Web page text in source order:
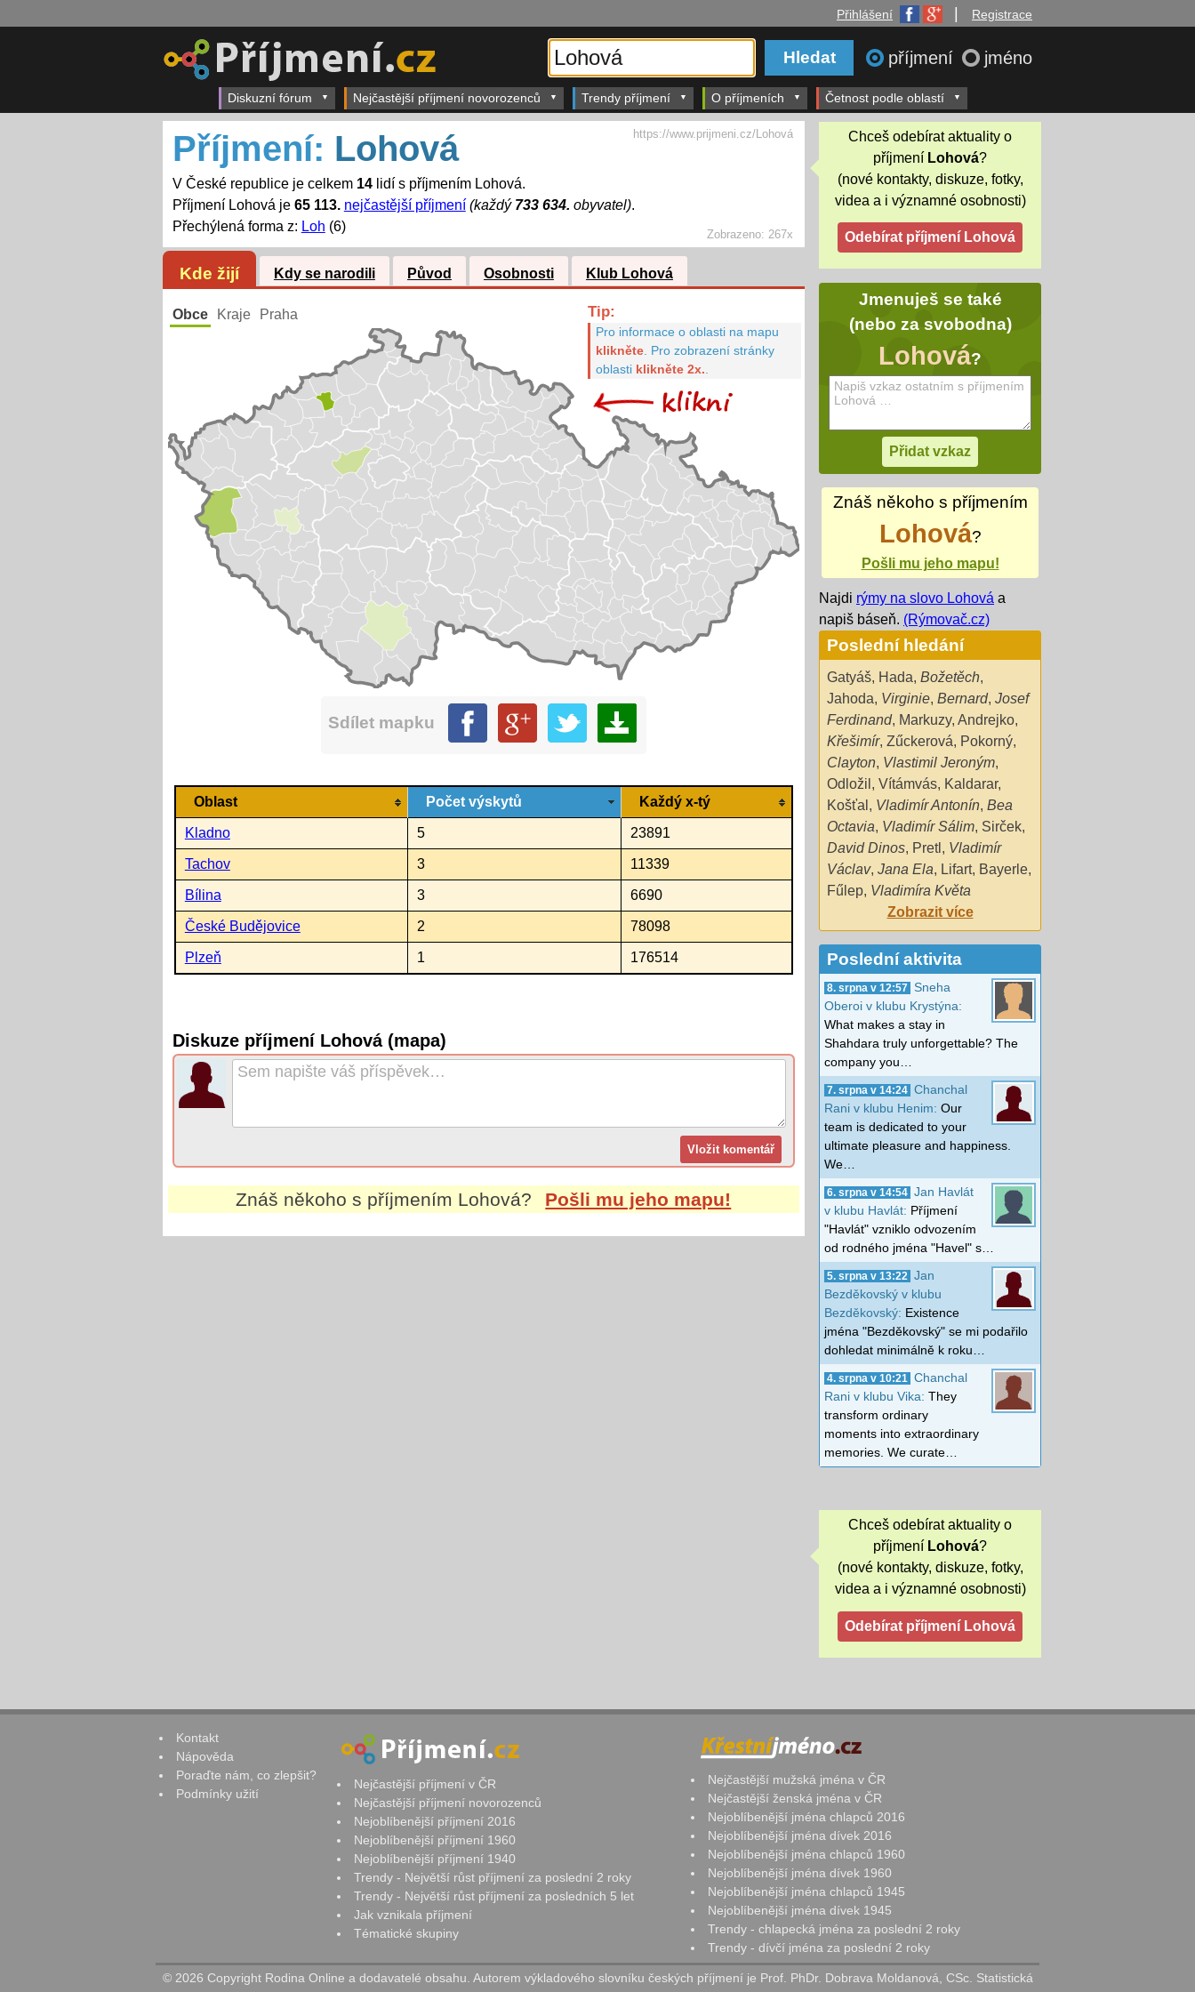
Přihlášení Registrace
příjmení jméno
Diskuzní fórum Nejčastější příjmení novorozenců Trendy příjmení O příjmeních Četnost podle oblastí
Zobrazeno:267x
Příjmení: Lohová
V České republice je celkem 14lidí s příjmením Lohová.
Příjmení Lohová je 65 113. nejčastější příjmení (každý 733 634. obyvatel).
Přechýlená forma z: Loh (6)
https://www.prijmeni.cz/Lohová
Kde žijí Kdy se narodili Původ Osobnosti Klub Lohová
Obce Kraje Praha Tip:
Pro informace o oblasti na mapu
klikněte. Pro zobrazení stránky
oblasti klikněte 2x.
Sdílet mapku
Oblast Počet výskytů Každý x-tý
Kladno 5 23891
Tachov 3 11339
Bílina 3 6690
České Budějovice 2 78098
Plzeň 1 176514
Diskuze příjmení Lohová (mapa)
Znáš někoho s příjmením Lohová? Pošli mu jeho mapu!
Chceš odebírat aktuality o
příjmení Lohová?
(nové kontakty, diskuze, fotky,
videa a i významné osobnosti)
Jmenuješ se také
(nebo za svobodna)
Lohová?
Znáš někoho s příjmením
Lohová?
Pošli mu jeho mapu!
Najdi rýmy na slovo Lohová a
napiš báseň. (Rýmovač.cz)
Poslední hledání
Gatyáš, Hada, Božetěch,
Jahoda, Virginie, Bernard, Josef
Ferdinand, Markuzy, Andrejko,
Křešimír, Zűckerová, Pokorný,
Clayton, Vlastimil Jeroným,
Odložil , Vítámvás, Kaldarar,
Košťal , Vladimír Antonín, Bea
Octavia, Vladimír Sálim, Sirček,
David Dinos, Pretl , Vladimír
Václav, Jana Ela, Lifart, Bayerle,
Fűlep, Vladimíra Květa
Zobrazit více
Poslední aktivita
8. srpna v 12:57
Sneha
Oberoi v klubu Krystýna:
What makes a stay in
Shahdara truly unforgettable? The
company you…
7. srpna v 14:24 Chanchal
Rani v klubu Henim: Our
team is dedicated to your
ultimate pleasure and happiness.
We…
6. srpna v 14:54 Jan Havlát
v klubu Havlát: Příjmení
"Havlát" vzniklo odvozením
od rodného jména "Havel" s…
5. srpna v 13:22
Jan
Bezděkovský v klubu
Bezděkovský: Existence
jména "Bezděkovský" se mi podařilo
dohledat minimálně k roku…
4. srpna v 10:21
Chanchal
Rani v klubu Vika: They
transform ordinary
moments into extraordinary
memories. We curate…
Chceš odebírat aktuality o
příjmení Lohová?
(nové kontakty, diskuze, fotky,
videa a i významné osobnosti)
Kontakt
Nápověda
Poraďte nám, co zlepšit?
Podmínky užití
Nejčastější příjmení v ČR
Nejčastější příjmení novorozenců
Nejoblíbenější příjmení 2016
Nejoblíbenější příjmení 1960
Nejoblíbenější příjmení 1940
Trendy - Největší růst příjmení za poslední 2 roky
Trendy - Největší růst příjmení za posledních 5 let
Jak vznikala příjmení
Tématické skupiny
Nejčastější mužská jména v ČR
Nejčastější ženská jména v ČR
Nejoblíbenější jména chlapců 2016
Nejoblíbenější jména dívek 2016
Nejoblíbenější jména chlapců 1960
Nejoblíbenější jména dívek 1960
Nejoblíbenější jména chlapců 1945
Nejoblíbenější jména dívek 1945
Trendy - chlapecká jména za poslední 2 roky
Trendy - dívčí jména za poslední 2 roky
© 2026 Copyright Rodina Online a dodavatelé obsahu. Autorem výkladového slovníku českých příjmení je Prof. PhDr. Dobrava Moldanová, CSc. Statistická